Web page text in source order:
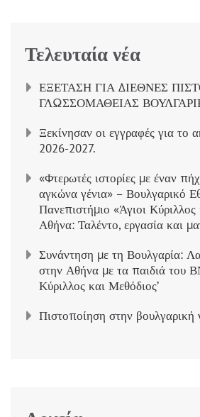
Τελευταία νέα
ΕΞΕΤΑΣΗ ΓΙΑ ΔΙΕΘΝΕΣ
ΓΛΩΣΣΟΜΑΘΕΙΑΣ
Ξεκίνησαν οι εγγραφές για το
2026-2027.
«Φτερωτές ιστορίες με έναν
αγκώνα γένια» – Βουλγαρικό
Πανεπιστήμιο «Άγιοι
Αθήνα: Ταλέντο, εργασία και
Συνάντηση με τη Βουλγαρία:
στην Αθήνα με τα παιδιά του
Κύριλλος και Μεθόδιος’
Πιστοποίηση στην